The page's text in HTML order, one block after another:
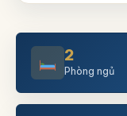
2
Phòng ngủ